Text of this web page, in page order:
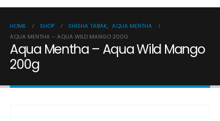
HOME SHOP SHISHA TABAK, AQUA MENTHA
AQUA MENTHA – AQUA WILD MANGO 200G
Aqua Mentha – Aqua Wild Mango
200g